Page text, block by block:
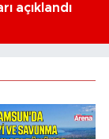
açıklandı